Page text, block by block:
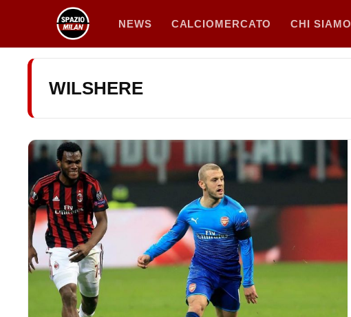
contenuto
NEWS CALCIOMERCATO CHI SIAMO
WILSHERE